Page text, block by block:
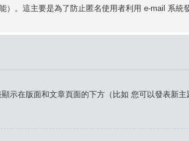
。這主要是為了防止匿名使用者利用 e-mail 系統
示在版面和文章頁面的下方（比如 您可以發表新